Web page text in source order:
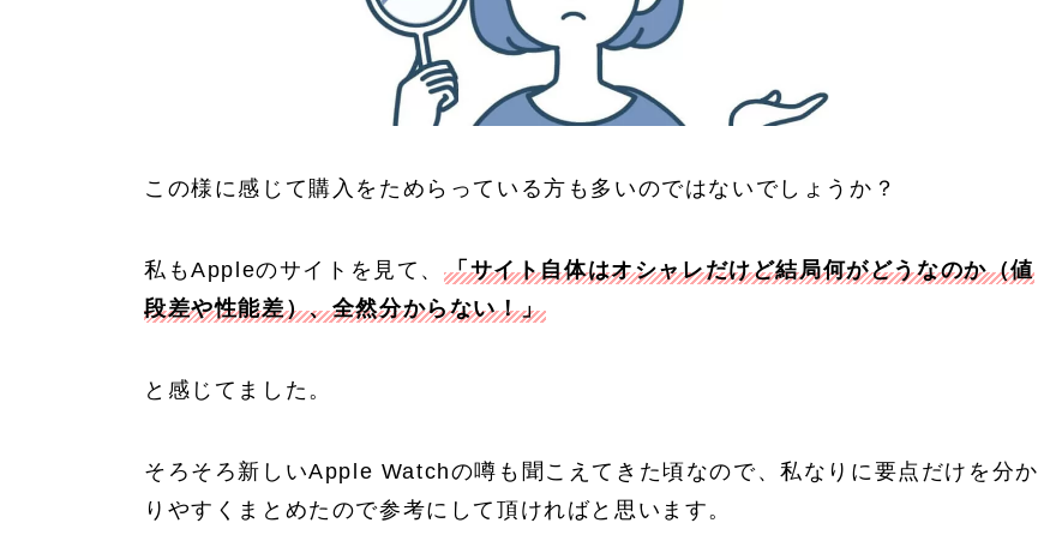
この様に感じて購入をためらっている方も多いのではないでしょうか？
私もAppleのサイトを見て、 「サイト自体はオシャレだけど結局何がどうなのか（値
段差や性能差）、全然分からない！」
と感じてました。
そろそろ新しいApple Watchの噂も聞こえてきた頃なので、私なりに要点だけを分か
りやすくまとめたので参考にして頂ければと思います。